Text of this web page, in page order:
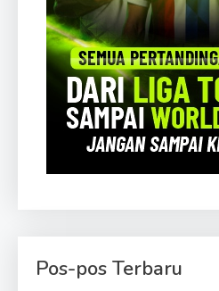
Pos-pos Terbaru